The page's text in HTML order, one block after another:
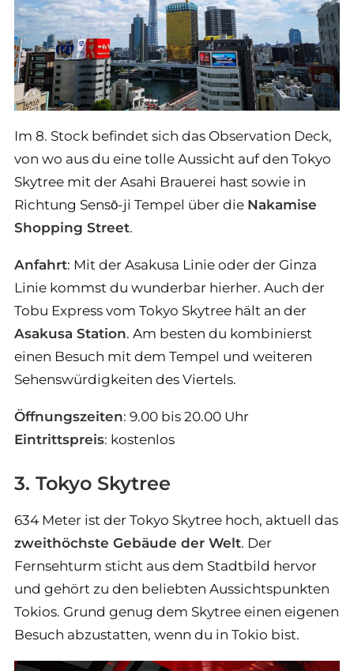
Im 8. Stock befindet sich das Observation Deck,
von wo aus du eine tolle Aussicht auf den Tokyo
Skytree mit der Asahi Brauerei hast sowie in
Richtung Sensō-ji Tempel über die Nakamise
Shopping Street.
Anfahrt: Mit der Asakusa Linie oder der Ginza
Linie kommst du wunderbar hierher. Auch der
Tobu Express vom Tokyo Skytree hält an der
Asakusa Station. Am besten du kombinierst
einen Besuch mit dem Tempel und weiteren
Sehenswürdigkeiten des Viertels.
Öffnungszeiten: 9.00 bis 20.00 Uhr
Eintrittspreis: kostenlos
3. Tokyo Skytree
634 Meter ist der Tokyo Skytree hoch, aktuell das
zweithöchste Gebäude der Welt. Der
Fernsehturm sticht aus dem Stadtbild hervor
und gehört zu den beliebten Aussichtspunkten
Tokios. Grund genug dem Skytree einen eigenen
Besuch abzustatten, wenn du in Tokio bist.